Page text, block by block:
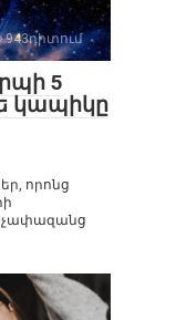
943դիտում
5
կապիկը
որոնց
չափազանց